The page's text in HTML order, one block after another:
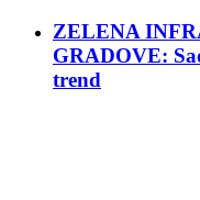
ZELENA
GRADOVE:
trend